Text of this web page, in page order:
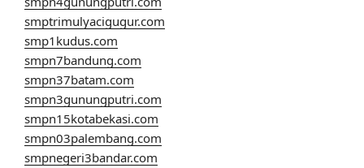
smptrimulyacigugur.com
smp1kudus.com
smpn7bandung.com
smpn37batam.com
smpn3gunungputri.com
smpn15kotabekasi.com
smpn03palembang.com
smpnegeri3bandar.com